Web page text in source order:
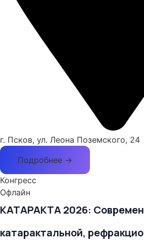
г. Псков, ул. Леона Поземского, 24
Подробнее →
Конгресс
Офлайн
КАТАРАКТА 2026:
катарактальной,